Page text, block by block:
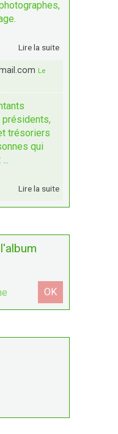
Lire la suite
Le
présidents,
trésoriers
qui
Lire la suite
OK